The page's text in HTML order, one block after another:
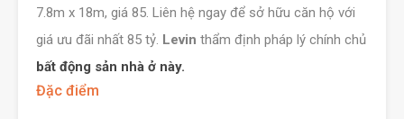
7.8m x 18m, giá 85. Liên hệ ngay để sở hữu căn hộ với
giá ưu đãi nhất 85 tỷ. Levin thẩm định pháp lý chính chủ
bất động sản nhà ở này.
Đặc điểm